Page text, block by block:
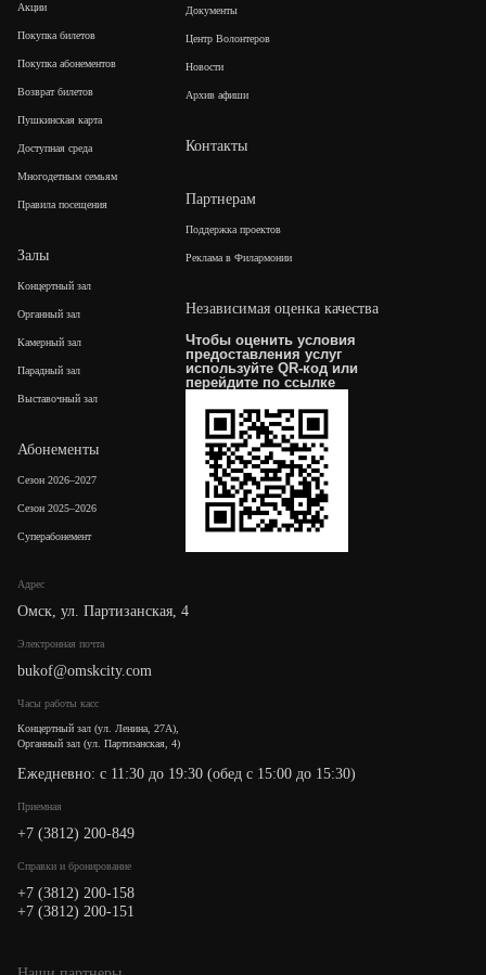
Адрес
Омск, ул. Партизанская, 4
Электронная почта
bukof@omskcity.com
Часы работы касс
Концертный зал (ул. Ленина, 27А),
Органный зал (ул. Партизанская, 4)
Ежедневно: с 11:30 до 19:30 (обед с 15:00 до 15:30)
Приемная
+7 (3812) 200-849
Cправки и бронирование
+7 (3812) 200-158
+7 (3812) 200-151
Акции
Покупка билетов
Покупка абонементов
Возврат билетов
Пушкинская карта
Доступная среда
Многодетным семьям
Правила посещения
Залы
Концертный зал
Органный зал
Камерный зал
Парадный зал
Выставочный зал
Абонементы
Сезон 2026–2027
Сезон 2025–2026
Суперабонемент
Документы
Центр Волонтеров
Новости
Архив афиши
Контакты
Партнерам
Поддержка проектов
Реклама в Филармонии
Независимая оценка качества
Чтобы оценить условия
предоставления услуг
используйте QR-код или
перейдите по ссылке